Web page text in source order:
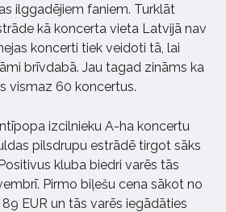
ilggadējiem faniem. Turklāt
kā koncerta vieta Latvijā nav
koncerti tiek veidoti tā, lai
brīvdabā. Jau tagad zināms ka
vismaz 60 koncertus.
izcilnieku A-ha koncertu
pilsdrupu estrādē tirgot sāks
kluba biedri varēs tās
Pirmo biļešu cena sākot no
EUR un tās varēs iegādāties